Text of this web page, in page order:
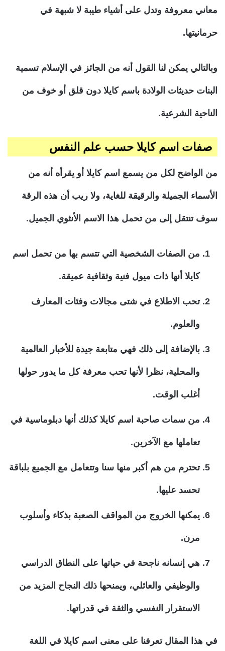
معاني معروفة وتدل على أشياء طيبة لا شبهة في
حرمانيتها.
وبالتالي يمكن لنا القول أنه من الجائز في الإسلام تسمية
البنات حديثات الولادة باسم كايلا دون قلق أو خوف من
الناحية الشرعية.
صفات اسم كايلا حسب علم النفس
من الواضح لكل من يسمع اسم كايلا أو يقرأه أنه من
الأسماء الجميلة والرقيقة للغاية، ولا ريب أن هذه الرقة
سوف تنتقل إلى من تحمل هذا الاسم الأنثوي الجميل.
من الصفات الشخصية التي تتسم بها من تحمل اسم
كايلا أنها ذات ميول فنية وثقافية عميقة.
تحب الاطلاع في شتى مجالات وفئات المعارف
والعلوم.
بالإضافة إلى ذلك فهي متابعة جيدة للأخبار العالمية
والمحلية، نظرا لأنها تحب معرفة كل ما يدور حولها
أغلب الوقت.
من سمات صاحبة اسم كايلا كذلك أنها دبلوماسية في
تعاملها مع الآخرين.
تحترم من هم أكبر منها سنا وتتعامل مع الجميع بلباقة
تحسد عليها.
يمكنها الخروج من المواقف الصعبة بذكاء وأسلوب
مرن.
هي إنسانه ناجحة في حياتها على النطاق الدراسي
والوظيفي والعائلي، ويمنحها ذلك النجاح المزيد من
الاستقرار النفسي والثقة في قدراتها.
في هذا المقال تعرفنا على معنى اسم كايلا في اللغة